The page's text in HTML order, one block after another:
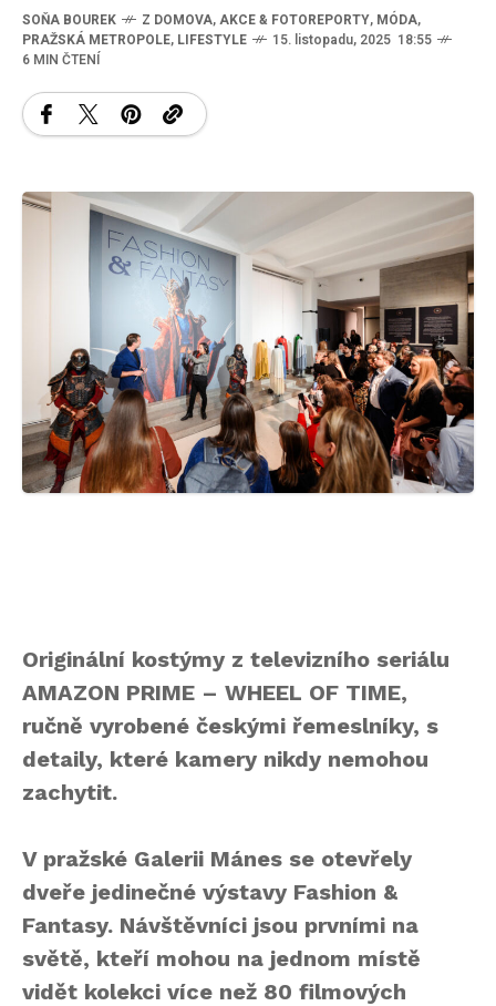
SOŇA BOUREK Z DOMOVA,AKCE & FOTOREPORTY, MÓDA,
PRAŽSKÁ METROPOLE, LIFESTYLE
15. listopadu, 2025 18:55
6 MIN ČTENÍ
Originální kostýmy z televizního seriálu
AMAZON PRIME – WHEEL OF TIME,
ručně vyrobené českými řemeslníky, s
detaily, které kamery nikdy nemohou
zachytit.
V pražské Galerii Mánes se otevřely
dveře jedinečné výstavy Fashion &
Fantasy. Návštěvníci jsou prvními na
světě, kteří mohou na jednom místě
vidět kolekci více než 80 filmových